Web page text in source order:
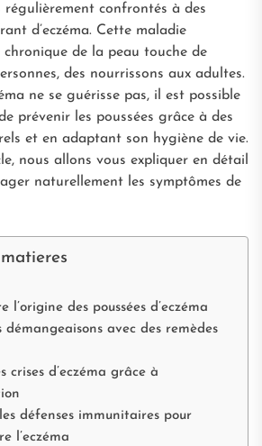
régulièrement confrontés à des
d’eczéma. Cette maladie
de la peau touche de
des nourrissons aux adultes.
ne se guérisse pas, il est possible
prévenir les poussées grâce à des
et en adaptant son hygiène de vie.
nous allons vous expliquer en détail
naturellement les symptômes de
matieres
l’origine des poussées d’eczéma
démangeaisons avec des remèdes
crises d’eczéma grâce à
défenses immunitaires pour
l’eczéma